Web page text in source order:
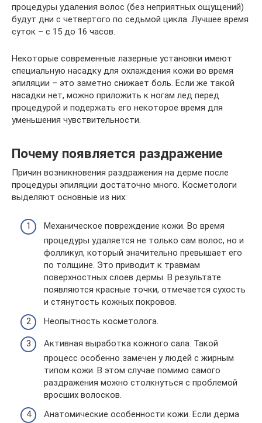
процедуры удаления волос (без неприятных ощущений)
будут дни с четвертого по седьмой цикла. Лучшее время
суток – с 15 до 16 часов.
Некоторые современные лазерные установки имеют
специальную насадку для охлаждения кожи во время
эпиляции – это заметно снижает боль. Если же такой
насадки нет, можно приложить к ногам лед перед
процедурой и подержать его некоторое время для
уменьшения чувствительности.
Почему появляется раздражение
Причин возникновения раздражения на дерме после
процедуры эпиляции достаточно много. Косметологи
выделяют основные из них:
Механическое повреждение кожи. Во время
процедуры удаляется не только сам волос, но и
фолликул, который значительно превышает его
по толщине. Это приводит к травмам
поверхностных слоев дермы. В результате
появляются красные точки, отмечается сухость
и стянутость кожных покровов.
Неопытность косметолога.
Активная выработка кожного сала. Такой
процесс особенно замечен у людей с жирным
типом кожи. В этом случае помимо самого
раздражения можно столкнуться с проблемой
вросших волосков.
Анатомические особенности кожи. Если дерма